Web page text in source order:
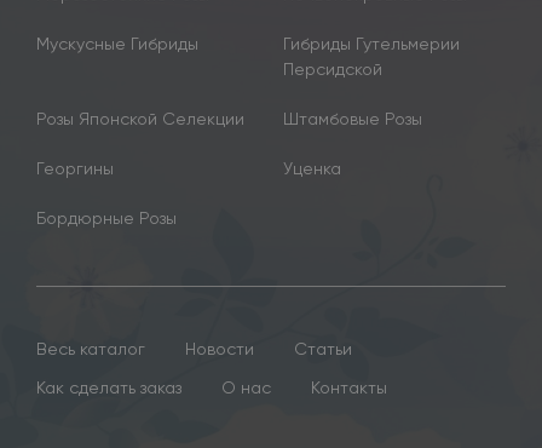
Мускусные Гибриды
Гибриды Гутельмерии
Персидской
Розы Японской Селекции Штамбовые Розы
Георгины Уценка
Бордюрные Розы
Весь каталог Новости
Статьи
Как сделать заказ
О нас Контакты